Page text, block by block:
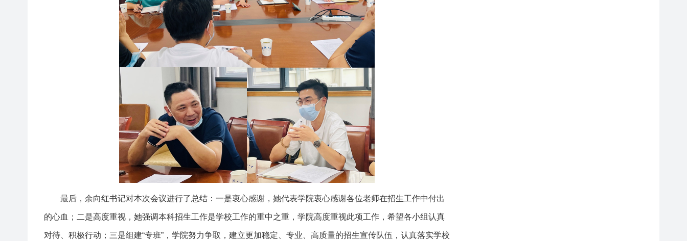
最后，余向红书记对本次会议进行了总结：一是衷心感谢，她代表学院衷心感谢各位老师在招生工作中付出
的心血；二是高度重视，她强调本科招生工作是学校工作的重中之重，学院高度重视此项工作，希望各小组认真
对待、积极行动；三是组建“专班”，学院努力争取，建立更加稳定、专业、高质量的招生宣传队伍，认真落实学校